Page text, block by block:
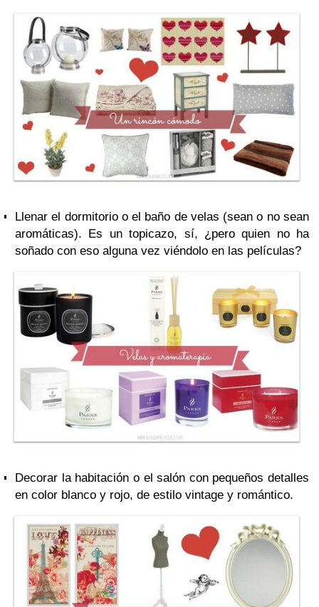
Llenar el dormitorio o el baño de velas (sean o no sean
aromáticas). Es un topicazo, sí, ¿pero quien no ha
soñado con eso alguna vez viéndolo en las películas?
Decorar la habitación o el salón con pequeños detalles
en color blanco y rojo, de estilo vintage y romántico.